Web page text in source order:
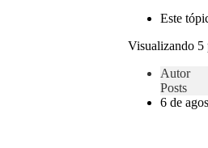
Este
Visualizando 5
Autor
Posts
6 de